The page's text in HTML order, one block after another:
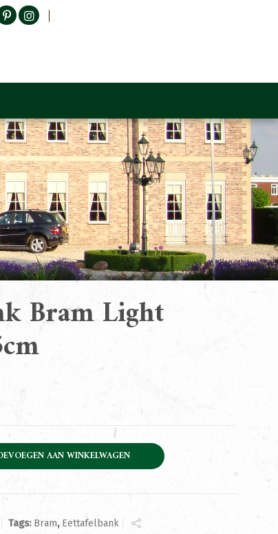
Bram Light
Brown 135cm aantal
AAN WINKELWAGEN
Tags: Bram, Eettafelbank